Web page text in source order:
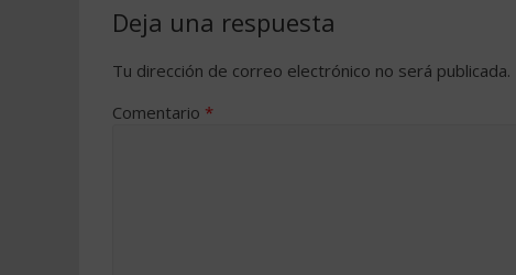
Deja una respuesta
Tu dirección de correo electrónico no será publicada.
Comentario *